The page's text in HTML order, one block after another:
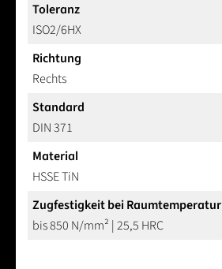
Toleranz
ISO2/6HX
Richtung
Rechts
Standard
DIN 371
Material
HSSE TiN
Zugfestigkeit bei Raumtemperatur
bis 850 N/mm² | 25,5 HRC